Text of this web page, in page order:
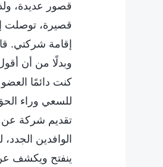
قصور عديدة،
قصيرة، توصلت
إقامة شركتي.
وبدلًا من أن
كنت دائمًا
للسعي وراء
تقديم شركة عن
الوافدين
ينفتح ويكشف